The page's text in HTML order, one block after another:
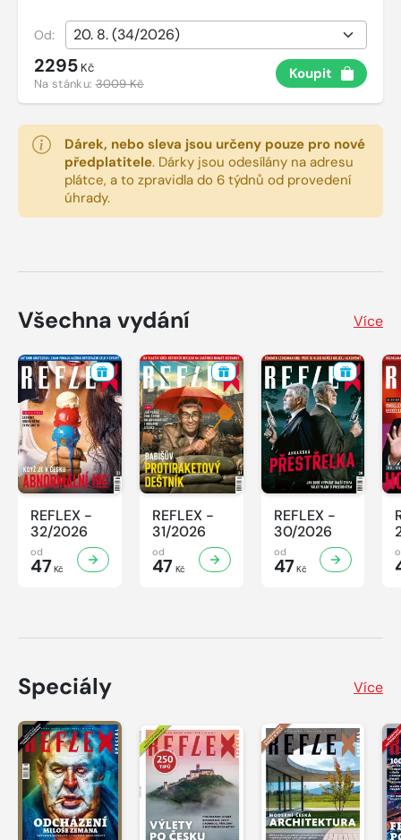
Od:
2295 Kč
Na stánku:3009 Kč
Koupit
Dárek, nebo sleva jsou určeny pouze pro nové
předplatitele. Dárky jsou odesílány na adresu
plátce, a to zpravidla do 6 týdnů od provedení
úhrady.
Všechna vydání Více
REFLEX -
32/2026
od
47 Kč
REFLEX -
31/2026
od
47 Kč
REFLEX -
30/2026
od
47Kč
Speciály Více